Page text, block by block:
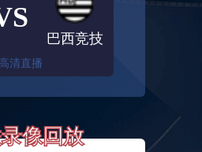
巴西竞技
高清直播
像回放